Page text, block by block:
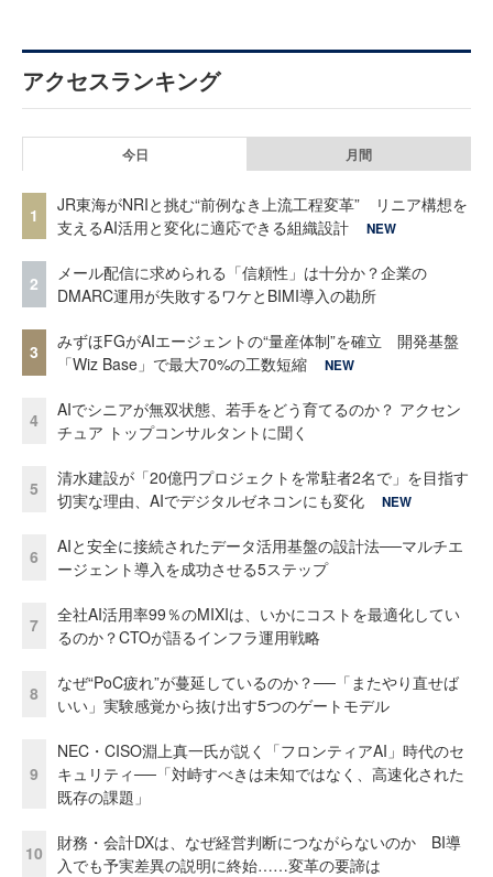
アクセスランキング
今日 月間
1
JR東海がNRIと挑む“前例なき上流工程変革” リニア構想を
支えるAI活用と変化に適応できる組織設計
NEW
2
メール配信に求められる「信頼性」は十分か？企業の
DMARC運用が失敗するワケとBIMI導入の勘所
3
みずほFGがAIエージェントの“量産体制”を確立 開発基盤
「Wiz Base」で最大70%の工数短縮
NEW
4
AIでシニアが無双状態、若手をどう育てるのか？ アクセン
チュア トップコンサルタントに聞く
5
清水建設が「20億円プロジェクトを常駐者2名で」を目指す
切実な理由、AIでデジタルゼネコンにも変化
NEW
6
AIと安全に接続されたデータ活用基盤の設計法──マルチエ
ージェント導入を成功させる5ステップ
7
全社AI活用率99％のMIXIは、いかにコストを最適化してい
るのか？CTOが語るインフラ運用戦略
8
なぜ“PoC疲れ”が蔓延しているのか？──「またやり直せば
いい」実験感覚から抜け出す5つのゲートモデル
9
NEC・CISO淵上真一氏が説く「フロンティアAI」時代のセ
キュリティ──「対峙すべきは未知ではなく、高速化された
既存の課題」
10
財務・会計DXは、なぜ経営判断につながらないのか BI導
入でも予実差異の説明に終始……変革の要諦は